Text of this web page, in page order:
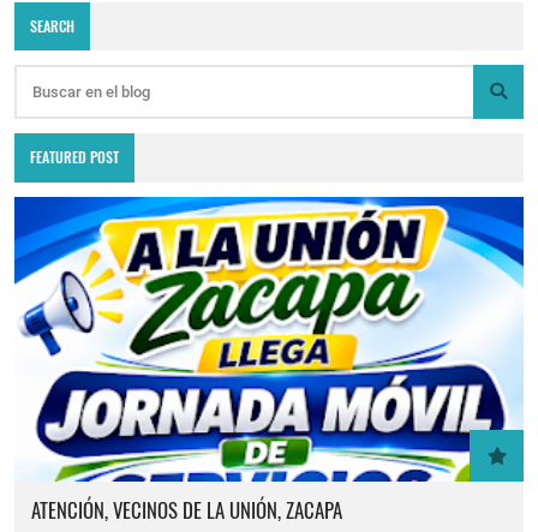
SEARCH
FEATURED POST
ATENCIÓN, VECINOS DE LA UNIÓN, ZACAPA